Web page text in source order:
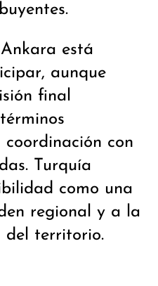
está
aunque
final
con
Turquía
como una
regional y a la
del territorio.